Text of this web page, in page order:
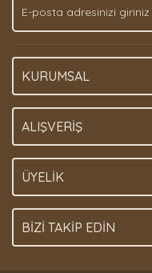
KURUMSAL
ALIŞVERİŞ
ÜYELİK
BİZİ TAKİP EDİN